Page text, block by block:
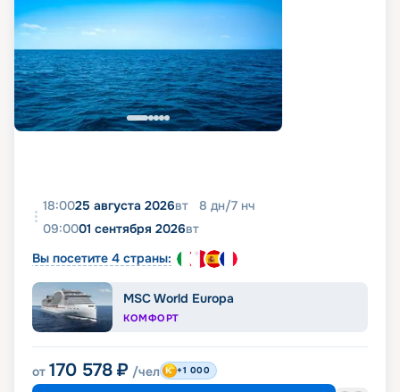
18:0025 августа 2026вт 8 дн/7 нч
09:0001 сентября 2026вт
Вы посетите 4 страны:
MSC World Europa
КОМФОРТ
от 170 578 ₽ /чел +1 000